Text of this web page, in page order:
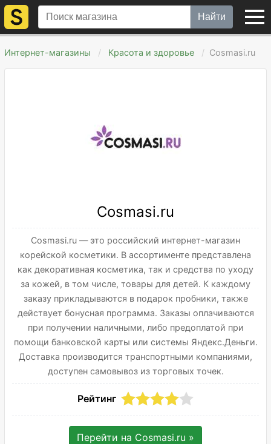
Найти
Интернет-магазины Красота и здоровье Cosmasi.ru
Cosmasi.ru
Cosmasi.ru — это российский интернет-магазин
корейской косметики. В ассортименте представлена
как декоративная косметика, так и средства по уходу
за кожей, в том числе, товары для детей. К каждому
заказу прикладываются в подарок пробники, также
действует бонусная программа. Заказы оплачиваются
при получении наличными, либо предоплатой при
помощи банковской карты или системы Яндекс.Деньги.
Доставка производится транспортными компаниями,
доступен самовывоз из торговых точек.
Рейтинг
Перейти на Cosmasi.ru »